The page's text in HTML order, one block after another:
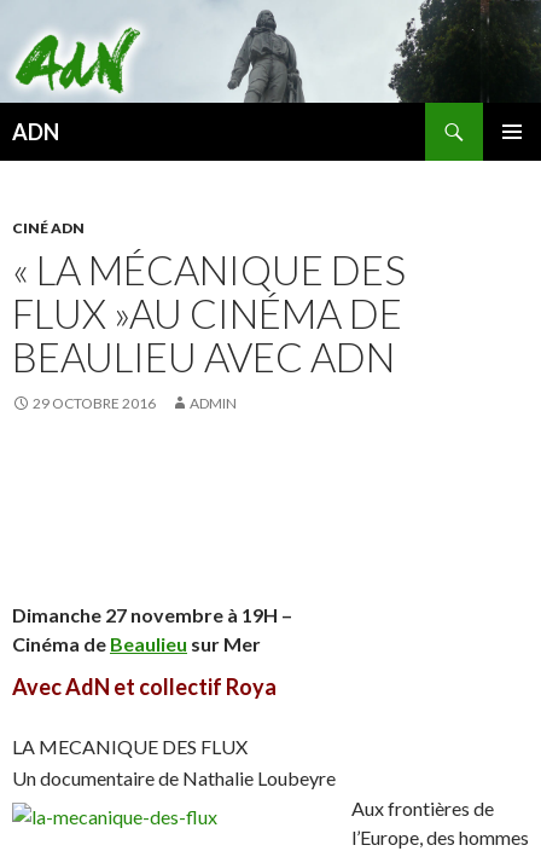
ADN
CINÉ ADN
« LA MÉCANIQUE DES
FLUX »AU CINÉMA DE
BEAULIEU AVEC ADN
29 OCTOBRE 2016 ADMIN
Dimanche 27 novembre à 19H –
Cinéma de Beaulieu sur Mer
Avec AdN et collectif Roya
LA MECANIQUE DES FLUX
Un documentaire de Nathalie Loubeyre
Aux frontières de
l’Europe, des hommes